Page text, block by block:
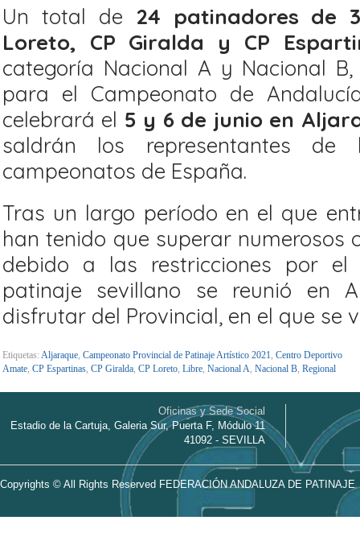
Un total de 24 patinadores de
Loreto, CP Giralda y CP
categoría Nacional A y Nacional
para el Campeonato de
celebrará el 5 y 6 de junio en
saldrán los representantes
campeonatos de España.
Tras un largo período en el que
han tenido que superar numerosos
debido a las restricciones por el
patinaje sevillano se reunió en
disfrutar del Provincial, en el que se
Etiquetas: Aljaraque, Campeonato Provincial de Patinaje Artístico 2021, Centro Deportivo
Amate, CP Espartinas, CP Giralda, CP Loreto, Libre, Nacional A, Nacional B, Regional
Oficinas y Sede Social
Estadio de la Cartuja, Galeria Sur, Puerta F, Módulo 11
41092 - SEVILLA
Copyrights © All Rights Reserved FEDERACIÓN ANDALUZA DE PATINAJE